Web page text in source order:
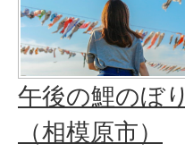
午後の鯉のぼり
（相模原市）